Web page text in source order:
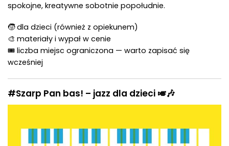
spokojne, kreatywne sobotnie popołudnie.
🧒 dla dzieci (również z opiekunem)
🎨 materiały i wypał w cenie
🎟 liczba miejsc ograniczona — warto zapisać się
wcześniej
#Szarp Pan bas! – jazz dla dzieci 🎺🎶